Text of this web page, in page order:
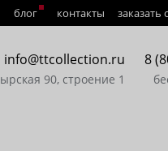
блог контакты
info@ttcollection.ru
90, строение 1
8